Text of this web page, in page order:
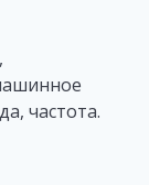
частота.